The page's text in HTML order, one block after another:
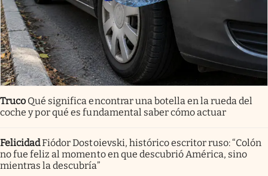
Truco Qué significa encontrar una botella en la rueda del
coche y por qué es fundamental saber cómo actuar
FelicidadFiódor Dostoievski, histórico escritor ruso: “Colón
no fue feliz al momento en que descubrió América, sino
mientras la descubría”